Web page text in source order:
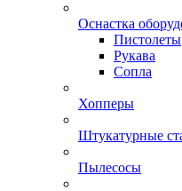
Оснастка
Пистолеты
Рукава
Сопла
Хопперы
Штукатурные
Пылесосы